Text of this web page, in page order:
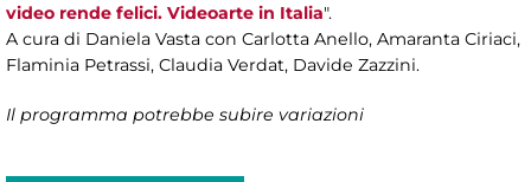
video rende felici. Videoarte in Italia".
A cura di Daniela Vasta con Carlotta Anello, Amaranta Ciriaci,
Flaminia Petrassi, Claudia Verdat, Davide Zazzini.
Il programma potrebbe subire variazioni